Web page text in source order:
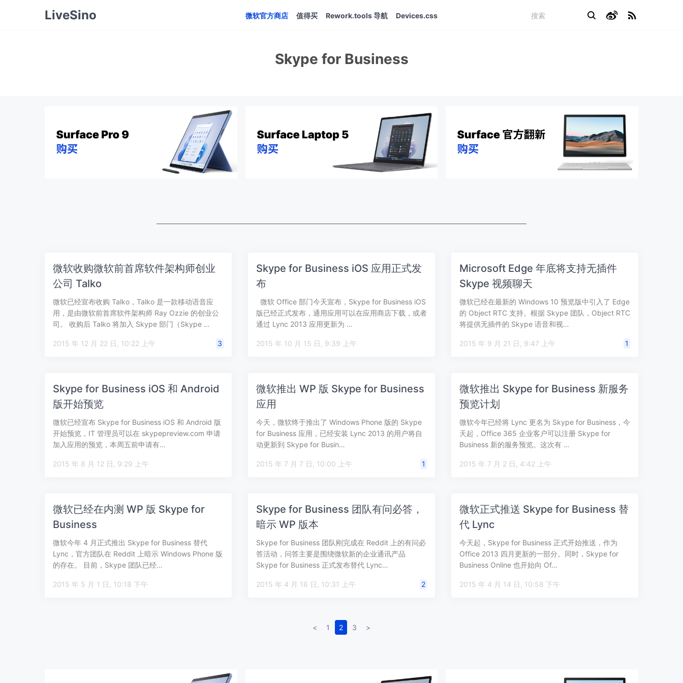
LiveSino 微软官方商店 值得买 Rework.tools 导航 Devices.css
Skype for Business
微软收购微软前首席软件架构师创业
公司 Talko
微软已经宣布收购 Talko，Talko 是一款移动语音应
用，是由微软前首席软件架构师 Ray Ozzie 的创业公
司。 收购后 Talko 将加入 Skype 部门（Skype …
2015 年 12 月 22 日, 10:22 上午 3
Skype for Business iOS 应用正式发
布
微软 Office 部门今天宣布，Skype for Business iOS
版已经正式发布，通用应用可以在应用商店下载，或者
通过 Lync 2013 应用更新为 …
2015 年 10 月 15 日, 9:39 上午
Microsoft Edge 年底将支持无插件
Skype 视频聊天
微软已经在最新的 Windows 10 预览版中引入了 Edge
的 Object RTC 支持。根据 Skype 团队，Object RTC
将提供无插件的 Skype 语音和视…
2015 年 9 月 21 日, 9:47 上午 1
Skype for Business iOS 和 Android
版开始预览
微软已经宣布 Skype for Business iOS 和 Android 版
开始预览，IT 管理员可以在 skypepreview.com 申请
加入应用的预览，本周五前申请有…
2015 年 8 月 12 日, 9:29 上午
微软推出 WP 版 Skype for Business
应用
今天，微软终于推出了 Windows Phone 版的 Skype
for Business 应用，已经安装 Lync 2013 的用户将自
动更新到 Skype for Busin…
2015 年 7 月 7 日, 10:00 上午 1
微软推出 Skype for Business 新服务
预览计划
微软今年已经将 Lync 更名为 Skype for Business，今
天起，Office 365 企业客户可以注册 Skype for
Business 新的服务预览。这次有 …
2015 年 7 月 2 日, 4:42 上午
微软已经在内测 WP 版 Skype for
Business
微软今年 4 月正式推出 Skype for Business 替代
Lync，官方团队在 Reddit 上暗示 Windows Phone 版
的存在。 目前，Skype 团队已经…
2015 年 5 月 1 日, 10:18 下午
Skype for Business 团队有问必答，
暗示 WP 版本
Skype for Business 团队刚完成在 Reddit 上的有问必
答活动，问答主要是围绕微软新的企业通讯产品
Skype for Business 正式发布替代 Lync…
2015 年 4 月 16 日, 10:31 上午 2
微软正式推送 Skype for Business 替
代 Lync
今天起，Skype for Business 正式开始推送，作为
Office 2013 四月更新的一部分。同时，Skype for
Business Online 也开始向 Of…
2015 年 4 月 14 日, 10:58 下午
< 1 2 3 >